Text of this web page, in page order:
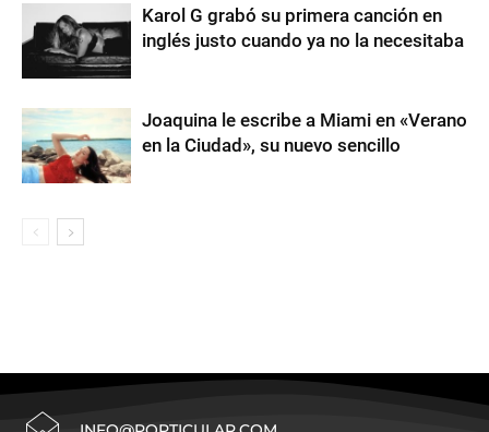
Karol G grabó su primera canción en
inglés justo cuando ya no la necesitaba
Joaquina le escribe a Miami en «Verano
en la Ciudad», su nuevo sencillo